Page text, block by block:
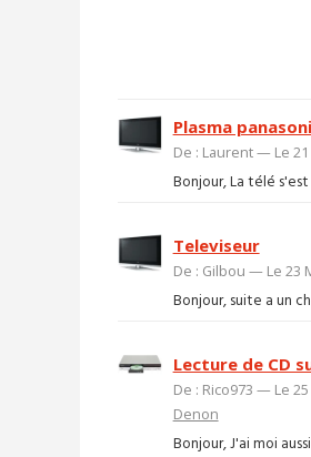
Plasma
De : Laurent — Le
Bonjour, La télé
Televiseur
De : Gilbou — Le 23
Bonjour, suite a un
Lecture de CD
De : Rico973 — Le
Denon
Bonjour, J'ai moi